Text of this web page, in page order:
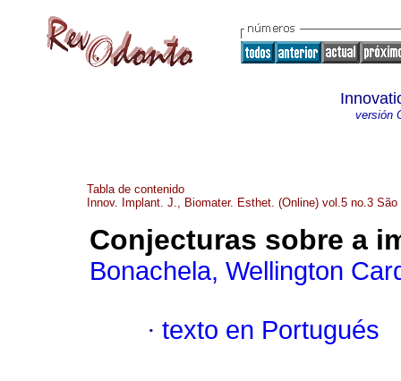
versión
Tabla de contenido
Innov. Implant. J., Biomater. Esthet. (Online) vol.5 no.3
Conjecturas sobre a
Bonachela, Wellington
· texto en Portugués